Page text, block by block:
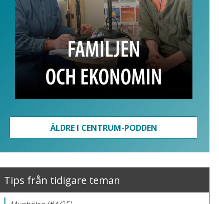
ÄLDRE I CENTRUM-PODDEN
Tips från tidigare teman